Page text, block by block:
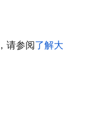
请参阅了解大